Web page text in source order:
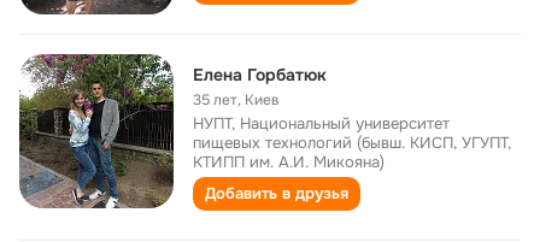
Елена Горбатюк
35 лет, Киев
НУПТ, Национальный университет
пищевых технологий (бывш. КИСП, УГУПТ,
КТИПП им. А.И. Микояна)
Добавить в друзья